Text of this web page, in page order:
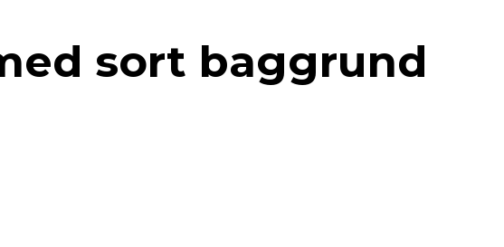
sort baggrund